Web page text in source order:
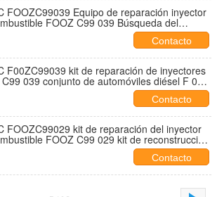
FOOZC99039 Equipo de reparación inyector
FOOZ C99 039 Búsqueda del
Contacto
F00ZC99039 kit de reparación de inyectores
039 conjunto de automóviles diésel F 00Z
Contacto
FOOZC99029 kit de reparación del inyector
FOOZ C99 029 kit de reconstrucción
F OOZ C99 029 para 0445110077
Contacto